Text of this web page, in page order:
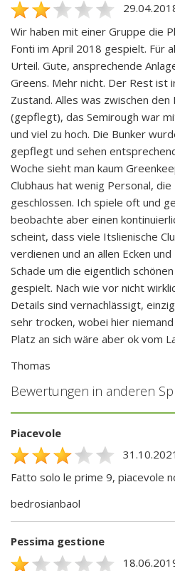
Wir haben mit einer Gruppe die
Fonti im April 2018 gespielt. Für
Urteil. Gute, ansprechende
Greens. Mehr nicht. Der Rest ist
Zustand. Alles was zwischen
(gepflegt), das Semirough war
und viel zu hoch. Die Bunker
gepflegt und sehen
Woche sieht man kaum
Clubhaus hat wenig Personal,
geschlossen. Ich spiele oft und
beobachte aber einen
scheint, dass viele Itslienische
verdienen und an allen Ecken
Schade um die eigentlich
gespielt. Nach wie vor nicht
Details sind vernachlässigt,
sehr trocken, wobei hier
Platz an sich wäre aber ok vom
Thomas
Bewertungen in anderen
Piacevole
31.10.2021
Fatto solo le prime 9, piacevole
bedrosianbaol
Pessima gestione